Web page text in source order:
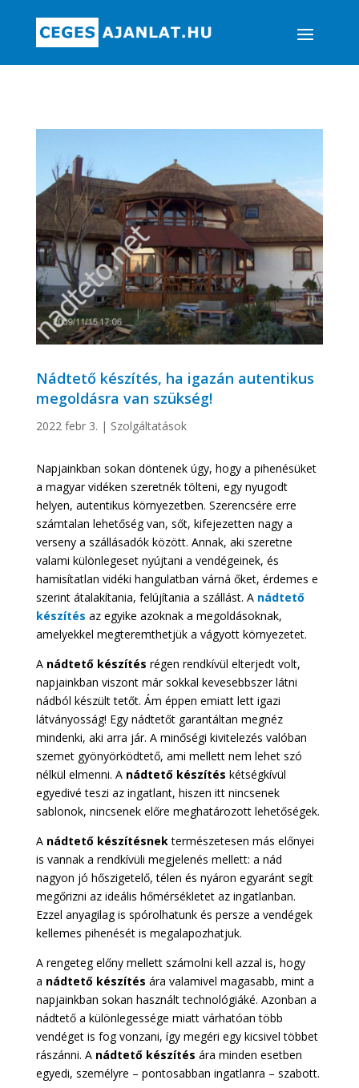
Nádtető készítés, ha igazán autentikus
megoldásra van szükség!
2022 febr 3. | Szolgáltatások
Napjainkban sokan döntenek úgy, hogy a pihenésüket
a magyar vidéken szeretnék tölteni, egy nyugodt
helyen, autentikus környezetben. Szerencsére erre
számtalan lehetőség van, sőt, kifejezetten nagy a
verseny a szállásadók között. Annak, aki szeretne
valami különlegeset nyújtani a vendégeinek, és
hamisítatlan vidéki hangulatban várná őket, érdemes e
szerint átalakítania, felújítania a szállást. A nádtető
készítés az egyike azoknak a megoldásoknak,
amelyekkel megteremthetjük a vágyott környezetet.
Anádtető készítés régen rendkívül elterjedt volt,
napjainkban viszont már sokkal kevesebbszer látni
nádból készült tetőt. Ám éppen emiatt lett igazi
látványosság! Egy nádtetőt garantáltan megnéz
mindenki, aki arra jár. A minőségi kivitelezés valóban
szemet gyönyörködtető, ami mellett nem lehet szó
nélkül elmenni. Anádtető készítés kétségkívül
egyedivé teszi az ingatlant, hiszen itt nincsenek
sablonok, nincsenek előre meghatározott lehetőségek.
A nádtető készítésnektermészetesen más előnyei
is vannak a rendkívüli megjelenés mellett: a nád
nagyon jó hőszigetelő, télen és nyáron egyaránt segít
megőrizni az ideális hőmérsékletet az ingatlanban.
Ezzel anyagilag is spórolhatunk és persze a vendégek
kellemes pihenését is megalapozhatjuk.
A rengeteg előny mellett számolni kell azzal is, hogy
a nádtető készítés ára valamivel magasabb, mint a
napjainkban sokan használt technológiáké. Azonban a
nádtető a különlegessége miatt várhatóan több
vendéget is fog vonzani, így megéri egy kicsivel többet
rászánni. A nádtető készítés ára minden esetben
egyedi, személyre – pontosabban ingatlanra – szabott.